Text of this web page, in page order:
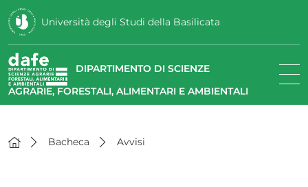
Università degli Studi della Basilicata
DIPARTIMENTO DI SCIENZE
AGRARIE, FORESTALI, ALIMENTARI E AMBIENTALI
Bacheca Avvisi